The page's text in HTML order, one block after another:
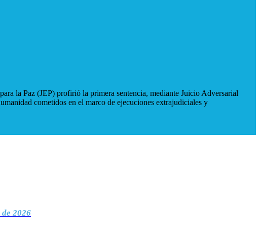
la Paz (JEP) profirió la primera sentencia, mediante Juicio Adversarial
cometidos en el marco de ejecuciones extrajudiciales y
de 2026